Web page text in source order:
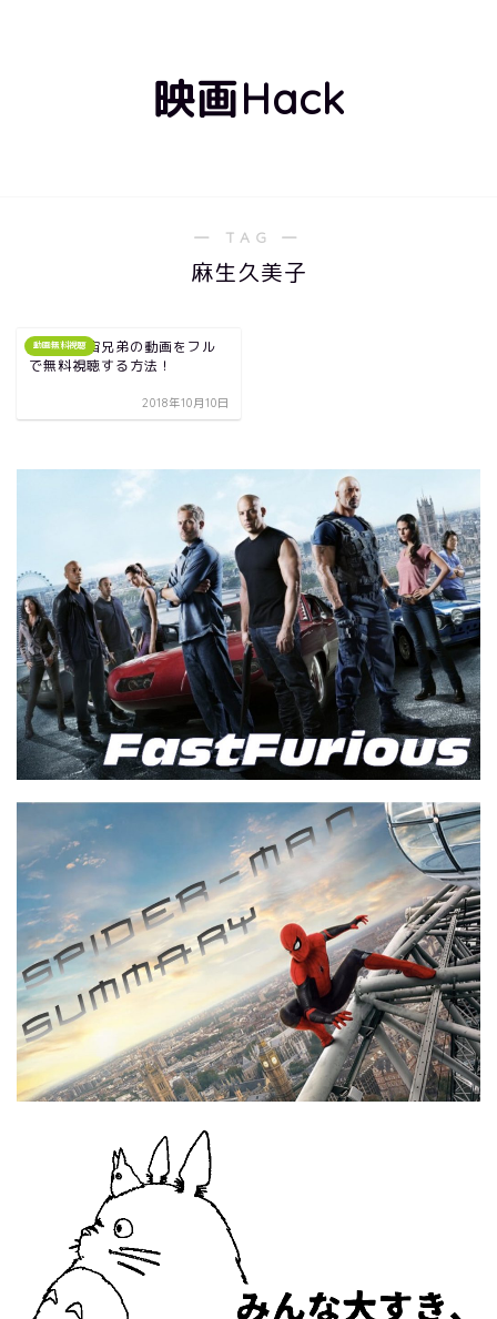
映画Hack
― TAG ―
麻生久美子
動画無料視聴
映画｜宇宙兄弟の動画をフル
で無料視聴する方法！
2018年10月10日